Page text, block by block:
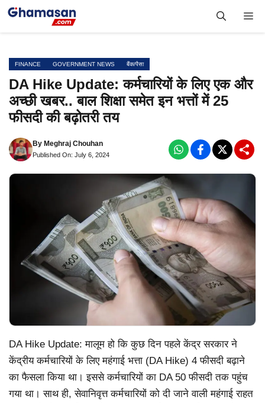
Skip
FINANCE GOVERNMENT NEWS बैंक/पैसा
DA Hike Update: कर्मचारियों के लिए एक और
अच्छी खबर.. बाल शिक्षा समेत इन भत्तों में 25
फीसदी की बढ़ोतरी तय
By Meghraj Chouhan
Published On: July 6, 2024
DA Hike Update: मालूम हो कि कुछ दिन पहले केंद्र सरकार ने
केंद्रीय कर्मचारियों के लिए महंगाई भत्ता (DA Hike) 4 फीसदी बढ़ाने
का फैसला किया था। इससे कर्मचारियों का DA 50 फीसदी तक पहुंच
गया था। साथ ही, सेवानिवृत्त कर्मचारियों को दी जाने वाली महंगाई राहत